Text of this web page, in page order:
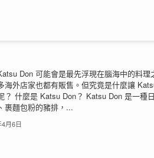
Don 可能會是最先浮現在腦海中的料理
海外店家也都有販售。但究竟是什麼讓
？ 什麼是 Katsu Don？ Katsu Don 是一種
裹麵包粉的豬排，...
月6日